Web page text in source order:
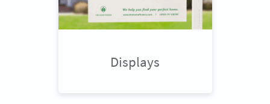
Displays